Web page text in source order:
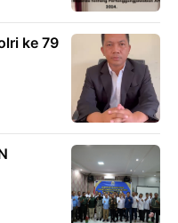
ke 79